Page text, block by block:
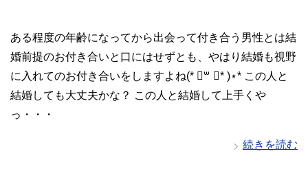
ある程度の年齢になってから出会って付き合う男性とは結
婚前提のお付き合いと口にはせずとも、やはり結婚も視野
に入れてのお付き合いをしますよね(* ॑꒳ ॑* )⋆* この人と
結婚しても大丈夫かな？ この人と結婚して上手くや
っ・・・
続きを読む